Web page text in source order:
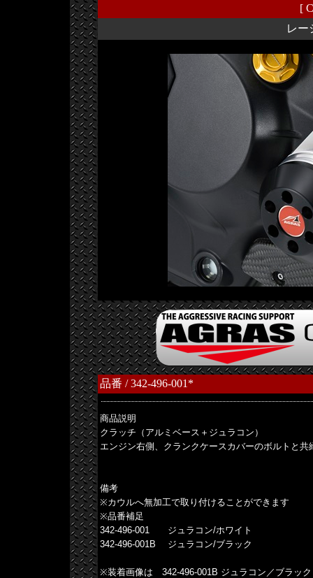
[
レー
品番 / 342-496-001*
商品説明
クラッチ（アルミベース＋ジュラコン）
エンジン右側、クランクケースカバーのボルトと共
備考
※カウルへ無加工で取り付けることができます
※品番補足
342-496-001 ジュラコン/ホワイト
342-496-001B ジュラコン/ブラック
※装着画像は 342-496-001B ジュラコン／ブラッ